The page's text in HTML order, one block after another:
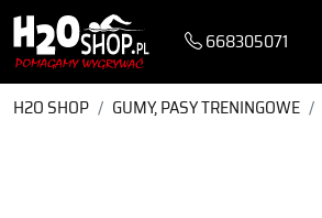
668305071
H2O SHOP GUMY, PASY TRENINGOWE